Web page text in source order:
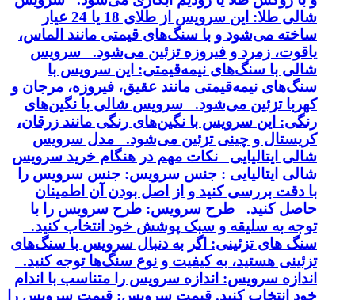
شالی طلا: این سرویس از طلای 18 یا 24 عیار
ساخته می‌شود و با سنگ‌های قیمتی مانند الماس،
یاقوت، زمرد و فیروزه تزئین می‌شود. سرویس
شالی با سنگ‌های نیمه‌قیمتی: این سرویس با
سنگ‌های نیمه‌قیمتی مانند عقیق، فیروزه، مرجان و
کهربا تزئین می‌شود. سرویس شالی با نگین‌های
رنگی: این سرویس با نگین‌های رنگی مانند زرقان،
کریستال و چینی تزئین می‌شود. مدل سرویس
شالی ایتالیایی نکات مهم در هنگام خرید سرویس
شالی ایتالیایی : جنس سرویس: جنس سرویس را
با دقت بررسی کنید و از اصل بودن آن اطمینان
حاصل کنید. طرح سرویس: طرح سرویس را با
توجه به سلیقه و سبک پوشش خود انتخاب کنید.
سنگ های تزئینی: اگر به دنبال سرویس با سنگ‌های
تزئینی هستید، به کیفیت و نوع سنگ‌ها توجه کنید.
اندازه سرویس: اندازه سرویس را متناسب با اندام
خود انتخاب کنید. قیمت سرویس: قیمت سرویس را